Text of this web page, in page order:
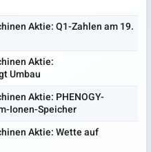
Aktie: Q1-Zahlen am 19.
Aktie:
Umbau
Aktie: PHENOGY-
Ionen-Speicher
Aktie: Wette auf